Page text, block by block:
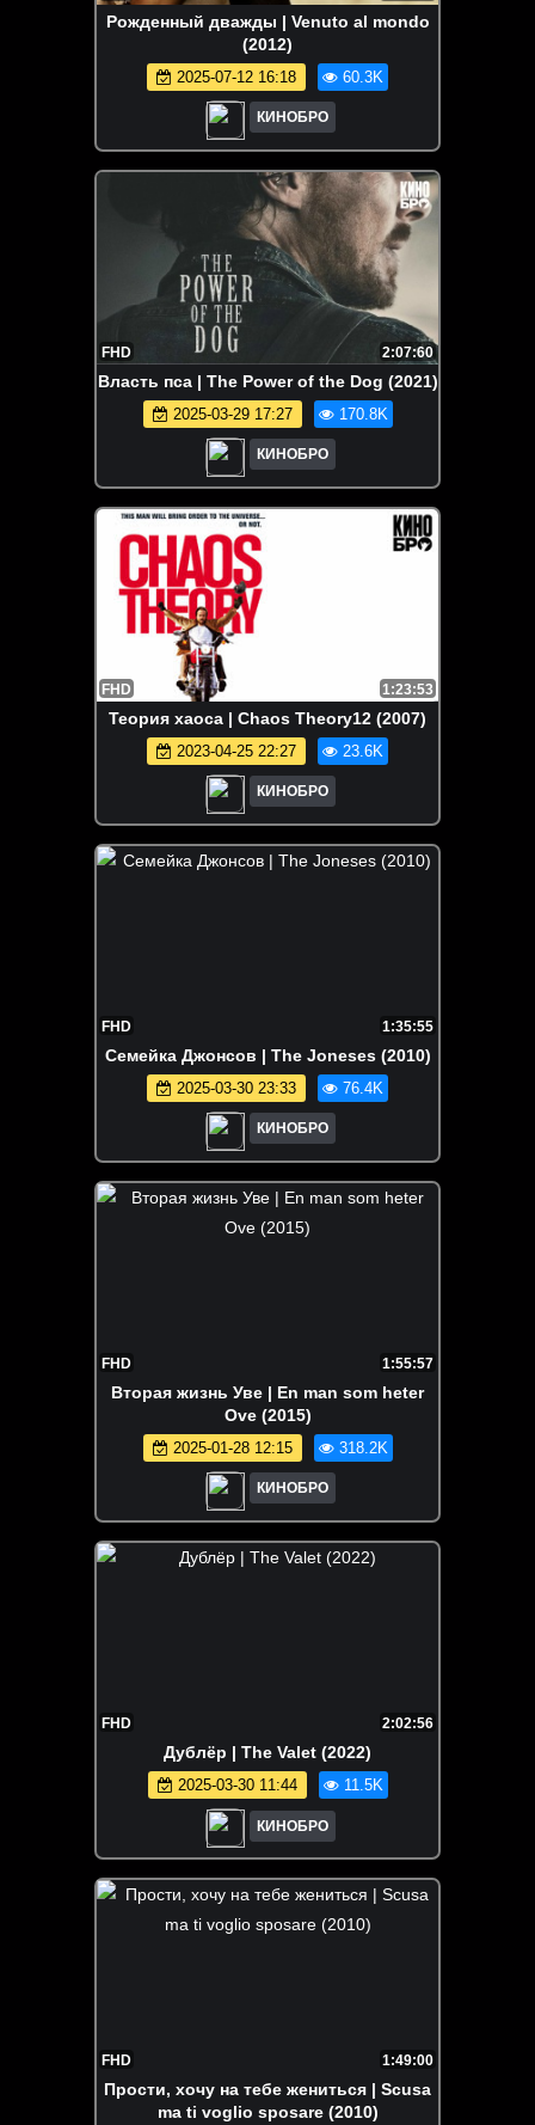
Рожденный дважды | Venuto al mondo
(2012)
2025-07-12 16:18 60.3K
КИНОБРО
FHD 2:07:60
Власть пса | The Power of the Dog (2021)
2025-03-29 17:27 170.8K
КИНОБРО
FHD 1:23:53
Теория хаоса | Chaos Theory12 (2007)
2023-04-25 22:27 23.6K
КИНОБРО
FHD 1:35:55
Семейка Джонсов | The Joneses (2010)
2025-03-30 23:33 76.4K
КИНОБРО
FHD 1:55:57
Вторая жизнь Уве | En man som heter
Ove (2015)
2025-01-28 12:15 318.2K
КИНОБРО
FHD 2:02:56
Дублёр | The Valet (2022)
2025-03-30 11:44 11.5K
КИНОБРО
FHD 1:49:00
Прости, хочу на тебе жениться | Scusa
ma ti voglio sposare (2010)